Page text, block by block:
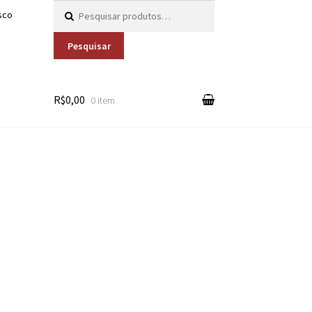
Pesquisar
R$0,00 0 item